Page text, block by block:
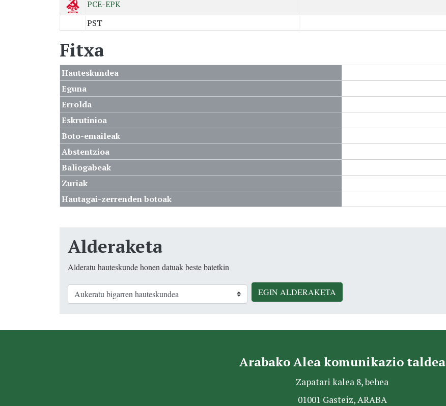
PCE-EPK
PST
Fitxa
Hauteskundea
Eguna
Errolda
Eskrutinioa
Boto-emaileak
Abstentzioa
Baliogabeak
Zuriak
Hautagai-zerrenden botoak
Alderaketa
Alderatu hauteskunde honen datuak beste batetkin
EGIN ALDERAKETA
Arabako Alea komunikazio taldea
Zapatari kalea 8, behea
01001 Gasteiz, ARABA